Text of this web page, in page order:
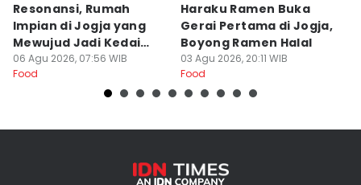
Resonansi, Rumah
Impian di Jogja yang
Mewujud Jadi Kedai
Ramen dan Burger
06 Agu 2026, 07:56 WIB
Food
Haraku Ramen Buka
Gerai Pertama di Jogja,
Boyong Ramen Halal
03 Agu 2026, 20:11 WIB
Food